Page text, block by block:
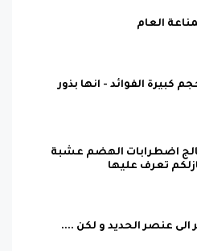
العام
كبيرة الفوائد - انها بذور
اضطرابات الهضم عشبة
تعرف عليها
الى عنصر الحديد و لكن ....